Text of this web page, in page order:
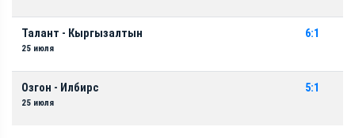
Талант - Кыргызалтын
25 июля
6:1
Озгон - Илбирс
25 июля
5:1